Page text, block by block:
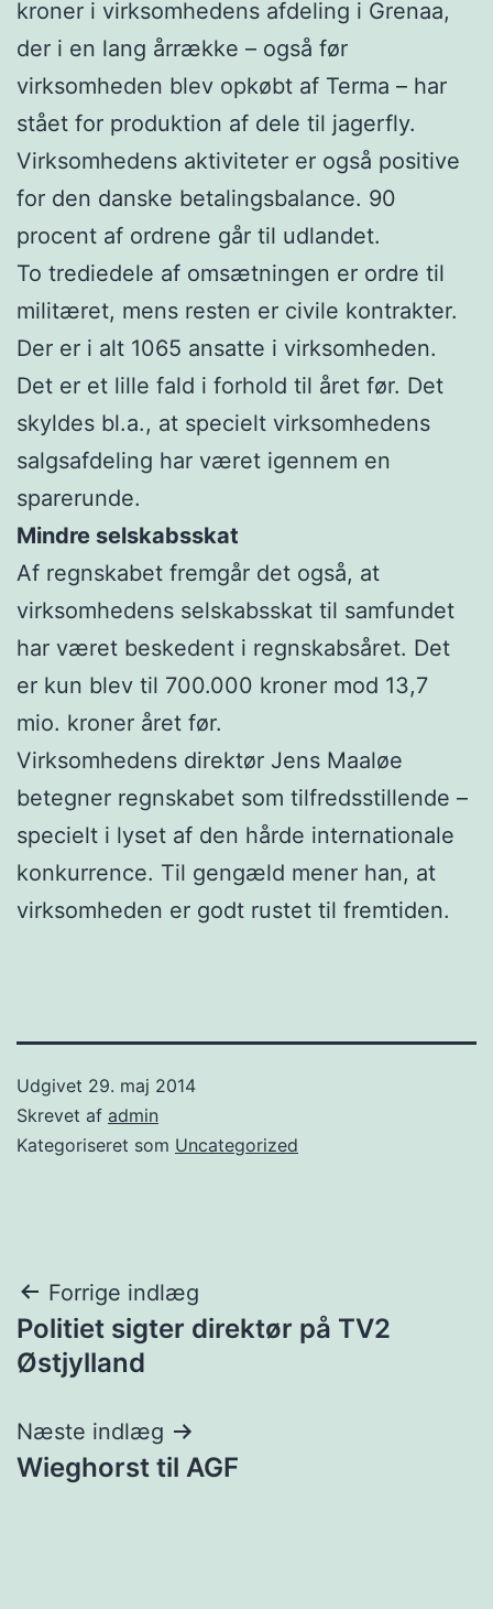
kroner i virksomhedens afdeling i Grenaa,
der i en lang årrække – også før
virksomheden blev opkøbt af Terma – har
stået for produktion af dele til jagerfly.
Virksomhedens aktiviteter er også positive
for den danske betalingsbalance. 90
procent af ordrene går til udlandet.
To trediedele af omsætningen er ordre til
militæret, mens resten er civile kontrakter.
Der er i alt 1065 ansatte i virksomheden.
Det er et lille fald i forhold til året før. Det
skyldes bl.a., at specielt virksomhedens
salgsafdeling har været igennem en
sparerunde.
Mindre selskabsskat
Af regnskabet fremgår det også, at
virksomhedens selskabsskat til samfundet
har været beskedent i regnskabsåret. Det
er kun blev til 700.000 kroner mod 13,7
mio. kroner året før.
Virksomhedens direktør Jens Maaløe
betegner regnskabet som tilfredsstillende –
specielt i lyset af den hårde internationale
konkurrence. Til gengæld mener han, at
virksomheden er godt rustet til fremtiden.
Udgivet 29. maj 2014
Skrevet af admin
Kategoriseret som Uncategorized
Indlægsnavigation
Forrige indlæg
Politiet sigter direktør på TV2
Østjylland
Næste indlæg
Wieghorst til AGF